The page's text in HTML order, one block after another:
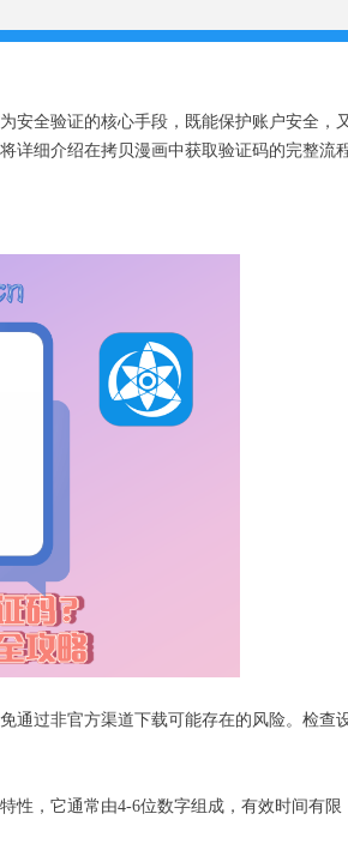
全验证的核心手段，既能保护账户安全，
细介绍在拷贝漫画中获取验证码的完整流
过非官方渠道下载可能存在的风险。检查
，它通常由4-6位数字组成，有效时间有